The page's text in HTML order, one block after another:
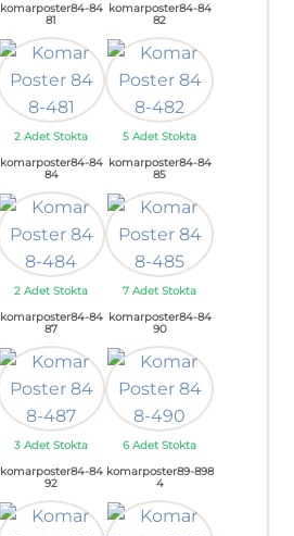
komarposter84-84
81
2 Adet Stokta
komarposter84-84
82
5 Adet Stokta
komarposter84-84
84
2 Adet Stokta
komarposter84-84
85
7 Adet Stokta
komarposter84-84
87
3 Adet Stokta
komarposter84-84
90
6 Adet Stokta
komarposter84-84
92
komarposter89-898
4